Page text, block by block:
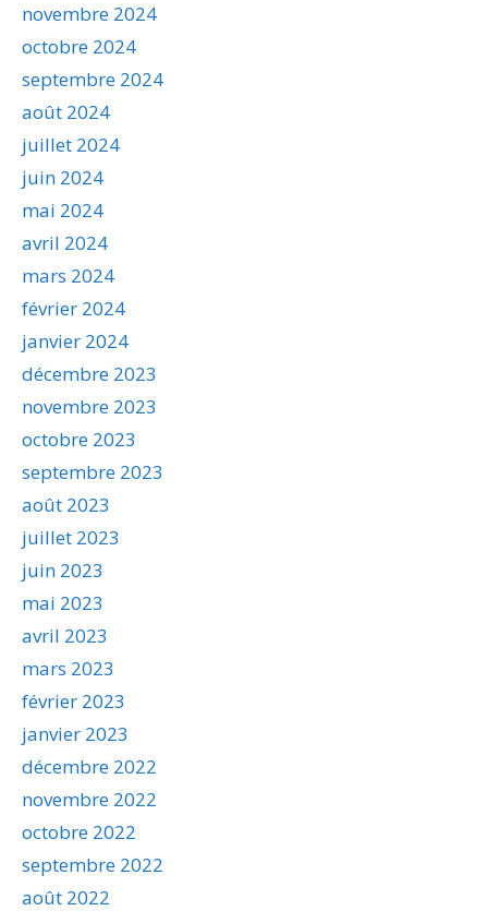
novembre 2024
octobre 2024
septembre 2024
août 2024
juillet 2024
juin 2024
mai 2024
avril 2024
mars 2024
février 2024
janvier 2024
décembre 2023
novembre 2023
octobre 2023
septembre 2023
août 2023
juillet 2023
juin 2023
mai 2023
avril 2023
mars 2023
février 2023
janvier 2023
décembre 2022
novembre 2022
octobre 2022
septembre 2022
août 2022